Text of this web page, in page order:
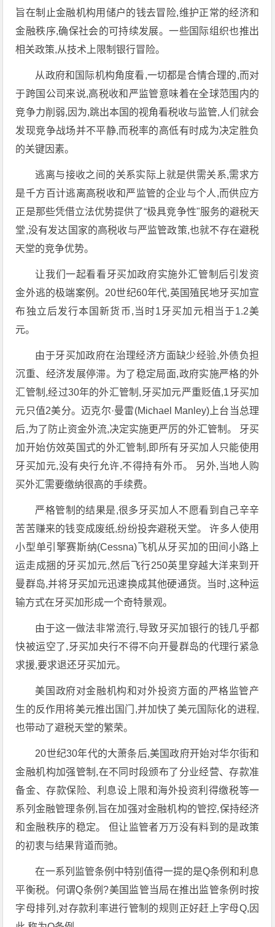
旨在制止金融机构用储户的钱去冒险,维护正常的经济和
金融秩序,确保社会的可持续发展。一些国际组织也推出
相关政策,从技术上限制银行冒险。
从政府和国际机构角度看,一切都是合情合理的,而对
于跨国公司来说,高税收和严监管意味着在全球范围内的
竞争力削弱,因为,跳出本国的视角看税收与监管,人们就会
发现竞争战场并不平静,而税率的高低有时成为决定胜负
的关键因素。
逃离与接收之间的关系实际上就是供需关系,需求方
是千方百计逃离高税收和严监管的企业与个人,而供应方
正是那些凭借立法优势提供了“极具竞争性"服务的避税天
堂,没有发达国家的高税收与严监管政策,也就不存在避税
天堂的竞争优势。
让我们一起看看牙买加政府实施外汇管制后引发资
金外逃的极端案例。20世纪60年代,英国殖民地牙买加宣
布独立后发行本国新货币,当时1牙买加元相当于1.2美
元。
由于牙买加政府在治理经济方面缺少经验,外债负担
沉重、经济发展停滞。为了稳定局面,政府实施严格的外
汇管制,经过30年的外汇管制,牙买加元严重贬值,1牙买加
元只值2美分。迈克尔·曼雷(Michael Manley)上台当总理
后,为了防止资金外流,决定实施更严厉的外汇管制。 牙买
加开始仿效英国式的外汇管制,即所有牙买加人只能使用
牙买加元,没有央行允许,不得持有外币。 另外,当地人购
买外汇需要缴纳很高的手续费。
严格管制的结果是,很多牙买加人不愿看到自己辛辛
苦苦赚来的钱变成废纸,纷纷投奔避税天堂。 许多人使用
小型单引擎赛斯纳(Cessna)飞机从牙买加的田间小路上
运走成捆的牙买加元,然后飞行250英里穿越大洋来到开
曼群岛,并将牙买加元迅速换成其他硬通货。当时,这种运
输方式在牙买加形成一个奇特景观。
由于这一做法非常流行,导致牙买加银行的钱几乎都
快被运空了,牙买加央行不得不向开曼群岛的代理行紧急
求援,要求退还牙买加元。
美国政府对金融机构和对外投资方面的严格监管产
生的反作用将美元推出国门,并加快了美元国际化的进程,
也带动了避税天堂的繁荣。
20世纪30年代的大萧条后,美国政府开始对华尔街和
金融机构加强管制,在不同时段颁布了分业经营、存款准
备金、存款保险、利息设上限和海外投资利得缴税等一
系列金融管理条例,旨在加强对金融机构的管控,保持经济
和金融秩序的稳定。 但让监管者万万没有料到的是政策
的初衷与结果背道而驰。
在一系列监管条例中特别值得一提的是Q条例和利息
平衡税。何谓Q条例?美国监管当局在推出监管条例时按
字母排列,对存款利率进行管制的规则正好赶上字母Q,因